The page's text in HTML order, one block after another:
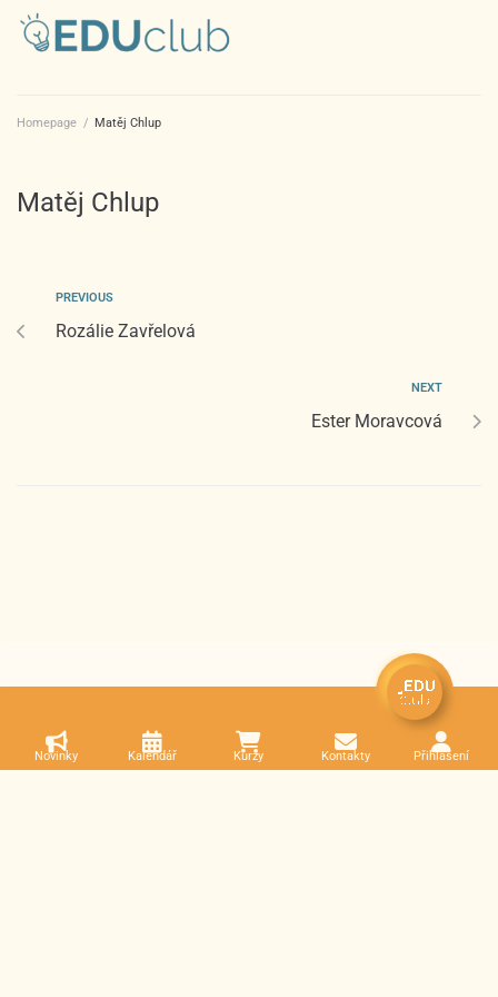
Homepage / Matěj Chlup
Matěj Chlup
PREVIOUS
Rozálie Zavřelová
NEXT
Ester Moravcová
Novinky Kalendář Kurzy Kontakty Přihlášení